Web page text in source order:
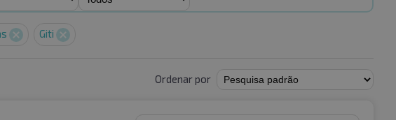
Giti
Ordenar por